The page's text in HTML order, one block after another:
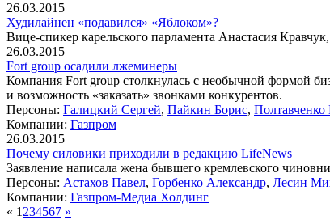
26.03.2015
Худилайнен «подавился» «Яблоком»?
Вице-спикер карельского парламента Анастасия
26.03.2015
Fort group осадили лжеминеры
Компания Fort group столкнулась с необычной формой
и возможность «заказать» звонками конкурентов.
Персоны: Галицкий Сергей, Пайкин Борис, Полтавченко
Компании: Газпром
26.03.2015
Почему силовики приходили в редакцию LifeNews
Заявление написала жена бывшего кремлевского
Персоны: Астахов Павел, Горбенко Александр, Лесин
Компании: Газпром-Медиа Холдинг
« 1 234567 »